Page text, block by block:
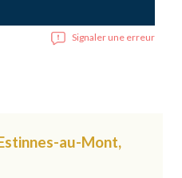
Signaler une erreur
au-Mont,